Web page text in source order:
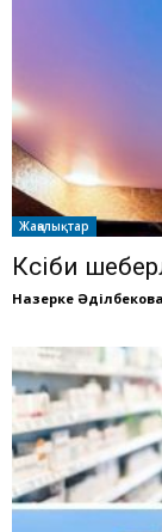
Жаңалықтар
Кәсіби
Назерке Әділбекова